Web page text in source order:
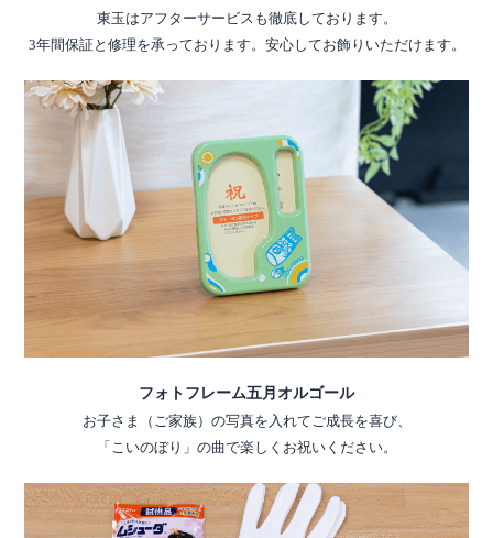
東玉はアフターサービスも徹底しております。
3年間保証と修理を承っております。安心してお飾りいただけます。
フォトフレーム五月オルゴール
お子さま（ご家族）の写真を入れてご成長を喜び、
「こいのぼり」の曲で楽しくお祝いください。